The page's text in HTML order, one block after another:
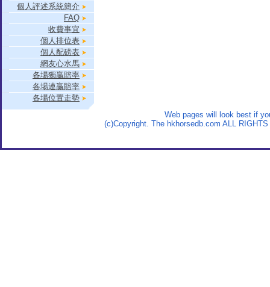
個人評述系統簡介
FAQ
收費事宜
個人排位表
個人配磅表
網友心水馬
各場獨贏賠率
各場連贏賠率
各場位置走勢
Web pages will look best if
(c)Copyright. The hkhorsedb.com ALL